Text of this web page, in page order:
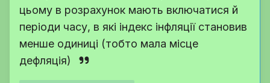
цьому в розрахунок мають включатися й
періоди часу, в які індекс інфляції становив
менше одиниці (тобто мала місце
дефляція)